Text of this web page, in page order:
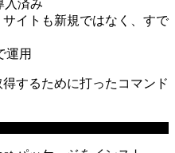
入済み
サイトも新規ではなく、すで
運用
するために打ったコマンド